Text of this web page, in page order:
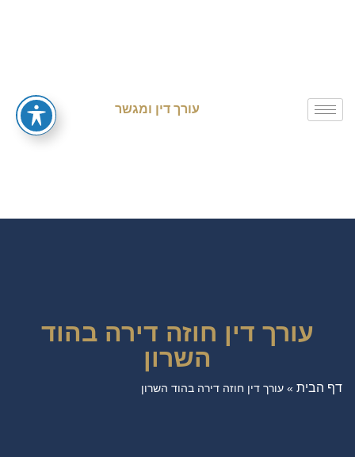
עורך דין ומגשר
עורך דין חוזה דירה בהוד
השרון
דף הבית » עורך דין חוזה דירה בהוד השרון